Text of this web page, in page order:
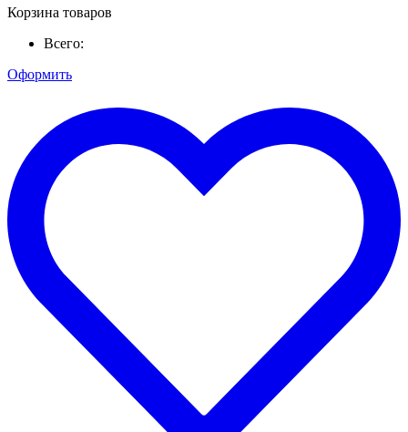
Корзина товаров
Всего:
Оформить